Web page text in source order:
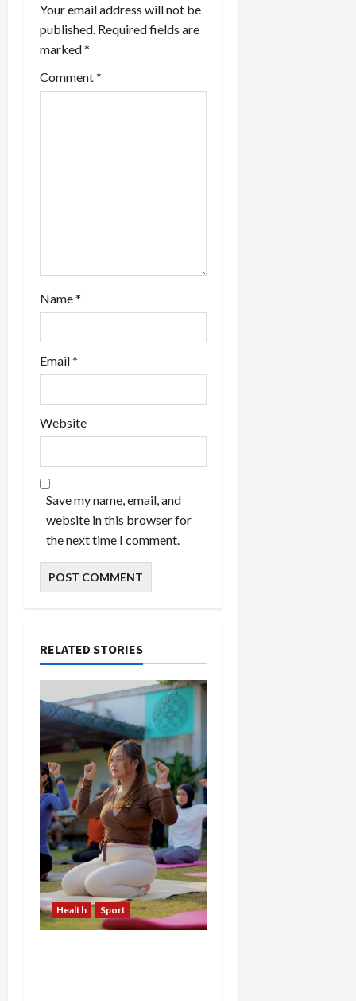
g
a
t
Your email address will not be
published. Required fields are
marked*
Comment*
Name*
Email*
Website
Save my name, email, and
website in this browser for
the next time I comment.
RELATED STORIES
Health Sport